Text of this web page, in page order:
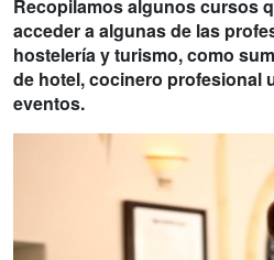
Recopilamos algunos cursos
acceder a algunas de las
hostelería y turismo, como
de hotel, cocinero profesional
eventos.